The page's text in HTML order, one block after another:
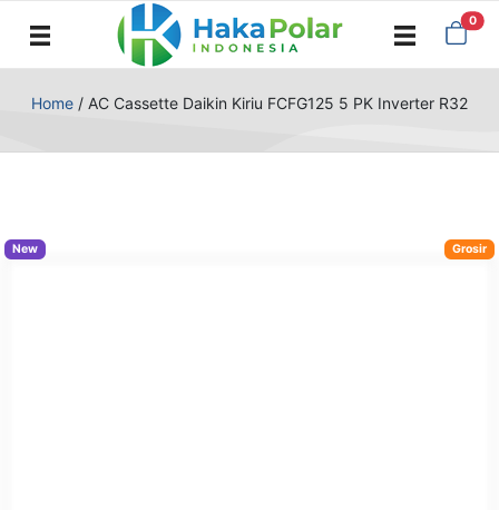
0
Home / AC Cassette Daikin Kiriu FCFG125 5 PK Inverter R32
New Grosir